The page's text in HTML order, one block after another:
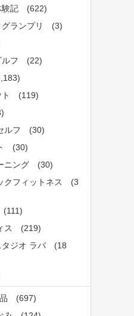
験記
(622)
ランプリ
(3)
フ
(22)
(119)
ルフ
(30)
(30)
ニング
(30)
クフィットネス
(3
(111)
ス
(219)
ジオ ラバ
(18
(697)